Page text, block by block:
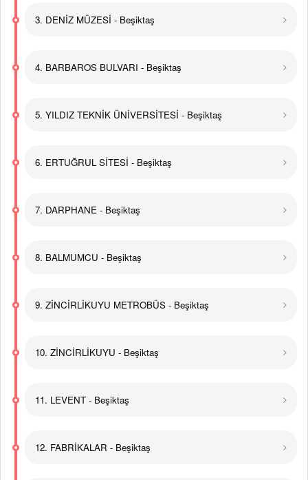
3. DENİZ MÜZESİ - Beşiktaş
4. BARBAROS BULVARI - Beşiktaş
5. YILDIZ TEKNİK ÜNİVERSİTESİ - Beşiktaş
6. ERTUĞRUL SİTESİ - Beşiktaş
7. DARPHANE - Beşiktaş
8. BALMUMCU - Beşiktaş
9. ZİNCİRLİKUYU METROBÜS - Beşiktaş
10. ZİNCİRLİKUYU - Beşiktaş
11. LEVENT - Beşiktaş
12. FABRİKALAR - Beşiktaş